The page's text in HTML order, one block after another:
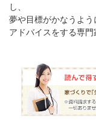
し、
夢や目標がかなうよう
アドバイスをする専門